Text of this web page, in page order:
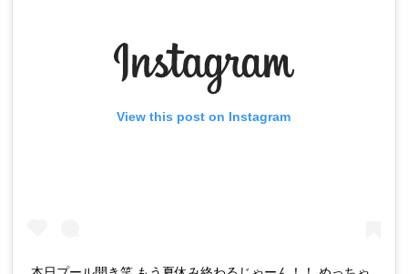
View this post on Instagram